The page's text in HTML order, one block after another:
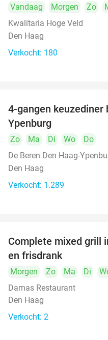
Vandaag Morgen Zo
Kwalitaria Hoge Veld
Den Haag
Verkocht: 180
4-gangen keuzediner
Ypenburg
Zo Ma Di Wo
Do
De Beren Den Haag-
Den Haag
Verkocht: 1.289
Complete mixed grill
en frisdrank
Morgen Zo Ma Di
Damas Restaurant
Den Haag
Verkocht: 2